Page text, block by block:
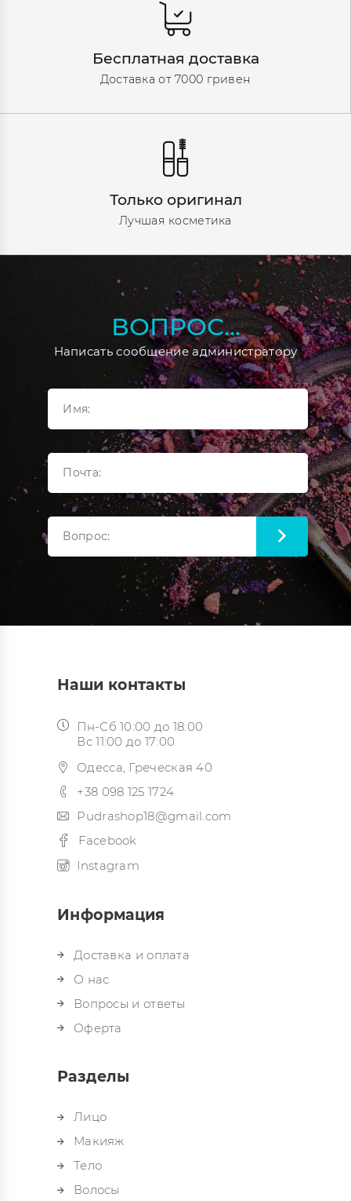
Бесплатная доставка
Доставка от 7000 гривен
Только оригинал
Лучшая косметика
ВОПРОС...
Написать сообщение администратору
Наши контакты
Пн-Сб 10:00 до 18:00
Вс 11:00 до 17:00
Одесса, Греческая 40
+38 098 125 1724
Pudrashop18@gmail.com
Facebook
Instagram
Информация
Доставка и оплата
О нас
Вопросы и ответы
Оферта
Разделы
Лицо
Макияж
Тело
Волосы